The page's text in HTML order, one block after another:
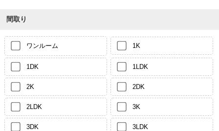
間取り
ワンルーム 1K
1DK 1LDK
2K 2DK
2LDK 3K
3DK 3LDK